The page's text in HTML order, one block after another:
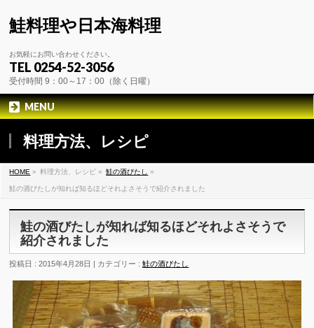
鮭料理や日本海料理
お気軽にお問い合わせください。
TEL 0254-52-3056
受付時間 9：00～17：00（除く日曜）
MENU
料理方法、レシピ
HOME » 料理方法、レシピ » 鮭の酒びたし »
鮭の酒びたしが知れば知るほどそれよさそうで紹介されました
鮭の酒びたしが知れば知るほどそれよさそうで
紹介されました
投稿日 : 2015年4月28日 | カテゴリー :鮭の酒びたし